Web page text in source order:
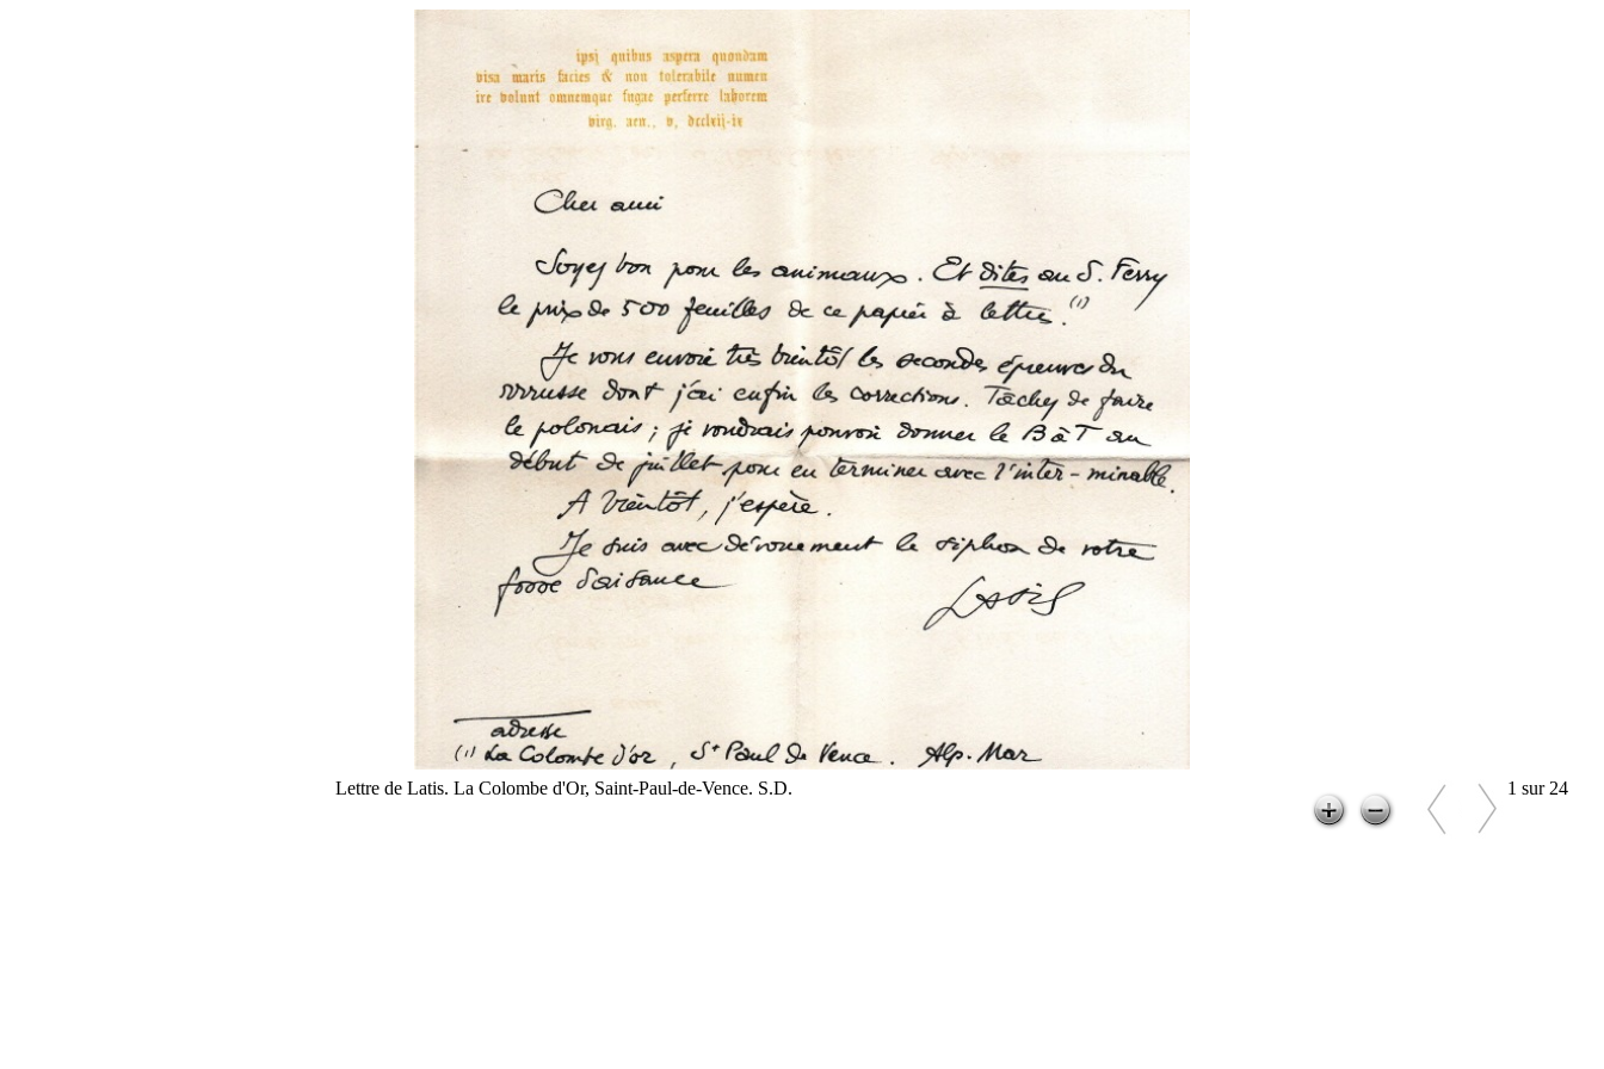
Lettre de Latis. La Colombe d'Or, Saint-Paul-de-Vence. S.D. 1 sur 24